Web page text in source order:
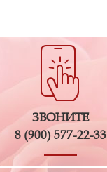
ЗВОНИТЕ
8 (900) 577-22-33